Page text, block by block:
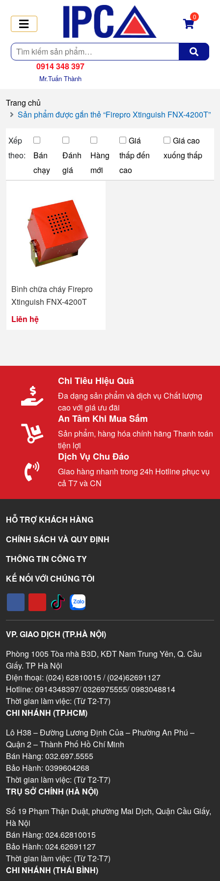
Tìm
kiếm
0
0914 348 397
Mr.Tuấn Thành
Trang chủ
Sản phẩm được gắn thẻ “Firepro Xtinguish FNX-4200T”
Xếp
theo:
Bán
chạy
Đánh
giá
Hàng
mới
Giá
thấp đến
cao
Giá cao
xuống thấp
Bình chữa cháy Firepro
Xtinguish FNX-4200T
Liên hệ
Chi Tiêu Hiệu Quả
Đa dạng sản phẩm và dịch vụ Chất lượng
cao với giá ưu đãi
An Tâm Khi Mua Sắm
Sản phẩm, hàng hóa chính hãng Thanh toán
tiện lợi
Dịch Vụ Chu Đáo
Giao hàng nhanh trong 24h Hotline phục vụ
cả T7 và CN
HỖ TRỢ KHÁCH HÀNG
CHÍNH SÁCH VÀ QUY ĐỊNH
THÔNG TIN CÔNG TY
KẾ NỐI VỚI CHÚNG TÔI
VP. GIAO DỊCH (TP.HÀ NỘI)
Phòng 1005 Tòa nhà B3D, KĐT Nam Trung Yên, Q. Cầu
Giấy. TP Hà Nội
Điện thoại: (024) 62810015 / (024)62691127
Hotline: 0914348397/ 0326975555/ 0983048814
Thời gian làm việc: (Từ T2-T7)
CHI NHÁNH (TP.HCM)
Lô H38 – Đường Lương Định Của – Phường An Phú –
Quận 2 – Thành Phố Hồ Chí Minh
Bán Hàng: 032.697.5555
Bảo Hành: 0399604268
Thời gian làm việc: (Từ T2-T7)
TRỤ SỞ CHÍNH (HÀ NỘI)
Số 19 Phạm Thận Duật, phường Mai Dịch, Quận Cầu Giấy,
Hà Nội
Bán Hàng: 024.62810015
Bảo Hành: 024.62691127
Thời gian làm việc: (Từ T2-T7)
CHI NHÁNH (THÁI BÌNH)